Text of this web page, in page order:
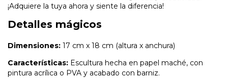
¡Adquiere la tuya ahora y siente la diferencia!
Detalles mágicos
Dimensiones: 17 cm x 18 cm (altura x anchura)
Características: Escultura hecha en papel maché, con
pintura acrílica o PVA y acabado con barniz.